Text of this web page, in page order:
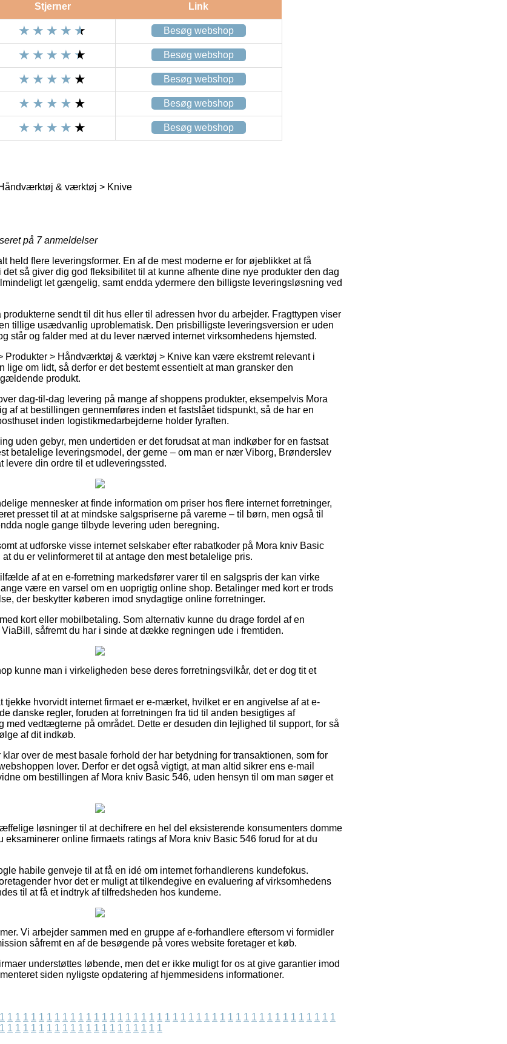
Stjerner Link
Besøg webshop
Besøg webshop
Besøg webshop
Besøg webshop
Besøg webshop
& værktøj > Knive
på 7anmeldelser
held flere leveringsformer. En af de mest moderne er for øjeblikket at få
det så giver dig god fleksibilitet til at kunne afhente dine nye produkter den dag
let gængelig, samt endda ydermere den billigste leveringsløsning ved
sendt til dit hus eller til adressen hvor du arbejder. Fragttypen viser
tillige usædvanlig uproblematisk. Den prisbilligste leveringsversion er uden
står og falder med at du lever nærved internet virksomhedens hjemsted.
Produkter > Håndværktøj & værktøj > Knive kan være ekstremt relevant i
om lidt, så derfor er det bestemt essentielt at man gransker den
produkt.
dag-til-dag levering på mange af shoppens produkter, eksempelvis Mora
af at bestillingen gennemføres inden et fastslået tidspunkt, så de har en
inden logistikmedarbejderne holder fyraften.
uden gebyr, men undertiden er det forudsat at man indkøber for en fastsat
betalelige leveringsmodel, der gerne – om man er nær Viborg, Brønderslev
levere din ordre til et udleveringssted.
mennesker at finde information om priser hos flere internet forretninger,
presset til at at mindske salgspriserne på varerne – til børn, men også til
nogle gange tilbyde levering uden beregning.
at udforske visse internet selskaber efter rabatkoder på Mora kniv Basic
du er velinformeret til at antage den mest betalelige pris.
af at en e-forretning markedsfører varer til en salgspris der kan virke
være en varsel om en uoprigtig online shop. Betalinger med kort er trods
der beskytter køberen imod snydagtige online forretninger.
kort eller mobilbetaling. Som alternativ kunne du drage fordel af en
såfremt du har i sinde at dække regningen ude i fremtiden.
kunne man i virkeligheden bese deres forretningsvilkår, det er dog tit et
hvorvidt internet firmaet er e-mærket, hvilket er en angivelse af at e-
danske regler, foruden at forretningen fra tid til anden besigtiges af
med vedtægterne på området. Dette er desuden din lejlighed til support, for så
af dit indkøb.
over de mest basale forhold der har betydning for transaktionen, som for
lover. Derfor er det også vigtigt, at man altid sikrer ens e-mail
om bestillingen af Mora kniv Basic 546, uden hensyn til om man søger et
løsninger til at dechifrere en hel del eksisterende konsumenters domme
online firmaets ratings af Mora kniv Basic 546 forud for at du
habile genveje til at få en idé om internet forhandlerens kundefokus.
hvor det er muligt at tilkendegive en evaluering af virksomhedens
til at få et indtryk af tilfredsheden hos kunderne.
Vi arbejder sammen med en gruppe af e-forhandlere eftersom vi formidler
såfremt en af de besøgende på vores website foretager et køb.
understøttes løbende, men det er ikke muligt for os at give garantier imod
siden nyligste opdatering af hjemmesidens informationer.
1 1 1 1 1 1 1 1 1 1 1 1 1 1 1 1 1 1 1 1 1 1 1 1 1 1 1 1 1 1 1 1 1 1 1 1 1 1 1 1 1 1 1
1 1 1 1 1 1 1 1 1 1 1 1 1 1 1 1 1 1 1 1 1